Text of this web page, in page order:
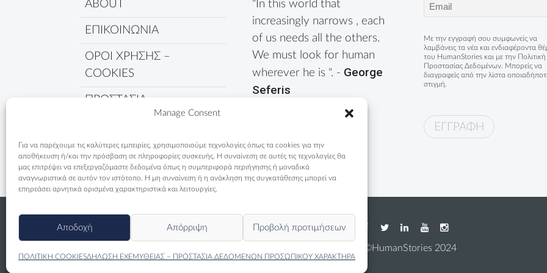
Manage Consent
Για να παρέχουμε τις καλύτερες εμπειρίες, χρησιμοποιούμε τεχνολογίες όπως τα cookies για την
αποθήκευση ή/και την πρόσβαση σε πληροφορίες συσκευής. Η συναίνεση σε αυτές τις τεχνολογίες θα
μας επιτρέψει να επεξεργαζόμαστε δεδομένα όπως η συμπεριφορά περιήγησης ή μοναδικά
αναγνωριστικά σε αυτόν τον ιστότοπο. Η μη συναίνεση ή η ανάκληση της συγκατάθεσης μπορεί να
επηρεάσει αρνητικά ορισμένα χαρακτηριστικά και λειτουργίες.
Αποδοχή Απόρριψη Προβολή προτιμήσεων
ΠΟΛΙΤΙΚΗ COOKIESΔΗΛΩΣΗ ΕΧΕΜΥΘΕΙΑΣ – ΠΡΟΣΤΑΣΙΑ ΔΕΔΟΜΕΝΩΝ ΠΡΟΣΩΠΙΚΟΥ ΧΑΡΑΚΤΗΡΑ
ABOUT
ΕΠΙΚΟΙΝΩΝΙΑ
ΟΡΟΙ ΧΡΗΣΗΣ –
COOKIES
ΠΡΟΣΤΑΣΙΑ
ΔΕΔΟΜΕΝΩΝ
ΠΟΛΙΤΙΚΗ COOKIES
"In this world that
increasingly narrows , each
of us needs all the others.
We must look for human
wherever he is ". - George
Seferis
Email
Με την εγγραφή σου συμφωνείς να
λαμβάνεις τα νέα και ενδιαφέροντα
του HumanStories και με την Πολιτική
Προστασίας Δεδομένων. Μπορείς να
διαγραφείς από την λίστα
στιγμή.
©HumanStories 2024